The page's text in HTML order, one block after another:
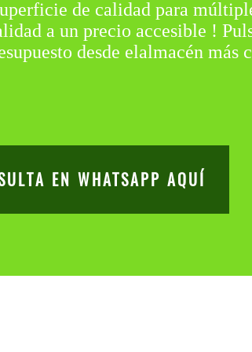
de calidad para
a un precio accesible !
desde elalmacén
EN WHATSAPP AQUÍ